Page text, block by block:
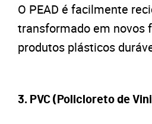
O PEAD é facilmente
transformado em novos
produtos plásticos
3. PVC (Policloreto de